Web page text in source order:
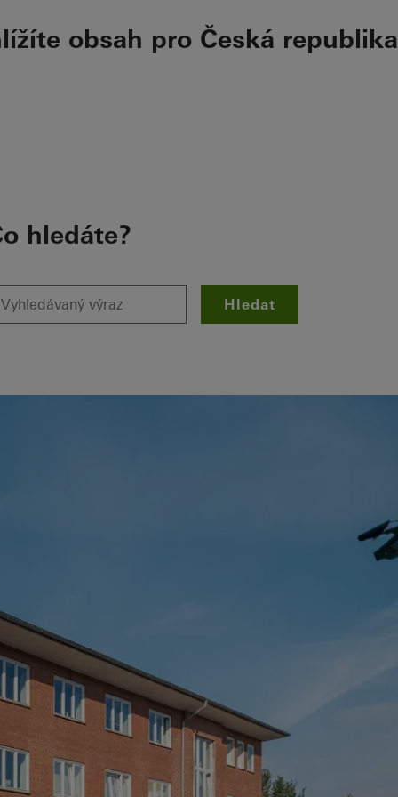
obsah pro Česká republika
hledáte?
Hledat